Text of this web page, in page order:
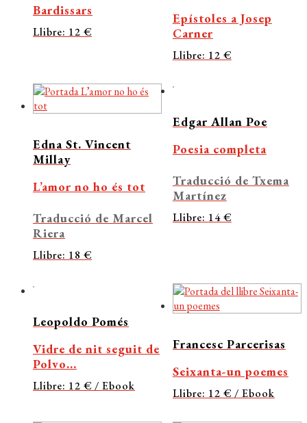
Bardissars
Llibre: 12 €
Epístoles a Josep
Carner
Llibre: 12 €
Edna St. Vincent
Millay
L’amor no ho és tot
Traducció de Marcel
Riera
Llibre: 18 €
Edgar Allan Poe
Poesia completa
Traducció de Txema
Martínez
Llibre: 14 €
Leopoldo Pomés
Vidre de nit seguit de
Polvo...
Llibre: 12 € / Ebook
Francesc Parcerisas
Seixanta-un poemes
Llibre: 12 € / Ebook